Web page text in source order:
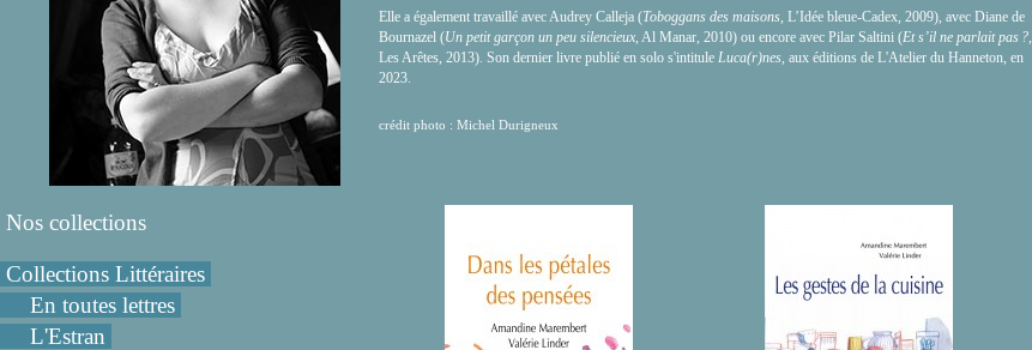
Nos collections
Collections Littéraires
En toutes lettres
L'Estran
Elle a également travaillé avec Audrey Calleja (Toboggans des maisons, L’Idée bleue-Cadex, 2009), avec Diane de
Bournazel (Un petit garçon un peu silencieux, Al Manar, 2010) ou encore avec Pilar Saltini (Et s’il ne parlait pas ?,
Les Arêtes, 2013). Son dernier livre publié en solo s'intitule Luca(r)nes, aux éditions de L'Atelier du Hanneton, en
2023.
crédit photo : Michel Durigneux